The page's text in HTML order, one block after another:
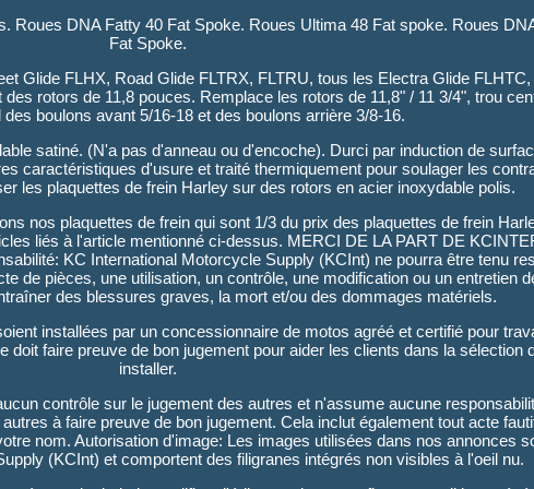
Roues DNA Fatty 40 Fat Spoke. Roues Ultima 48 Fat spoke. Roues
Fat Spoke.
Glide FLHX, Road Glide FLTRX, FLTRU, tous les Electra Glide
rotors de 11,8 pouces. Remplace les rotors de 11,8" / 11 3/4", trou
des boulons avant 5/16-18 et des boulons arrière 3/8-16.
satiné. (N'a pas d'anneau ou d'encoche). Durci par induction de
caractéristiques d'usure et traité thermiquement pour soulager les
les plaquettes de frein Harley sur des rotors en acier inoxydable polis.
nos plaquettes de frein qui sont 1/3 du prix des plaquettes de frein
liés à l'article mentionné ci-dessus. MERCI DE LA PART DE
KC International Motorcycle Supply (KCInt) ne pourra être tenu
de pièces, une utilisation, un contrôle, une modification ou un entretien
des blessures graves, la mort et/ou des dommages matériels.
installées par un concessionnaire de motos agréé et certifié pour
faire preuve de bon jugement pour aider les clients dans la sélection
installer.
contrôle sur le jugement des autres et n'assume aucune
à faire preuve de bon jugement. Cela inclut également tout acte
nom. Autorisation d'image: Les images utilisées dans nos annonces
(KCInt) et comportent des filigranes intégrés non visibles à l'oeil nu.